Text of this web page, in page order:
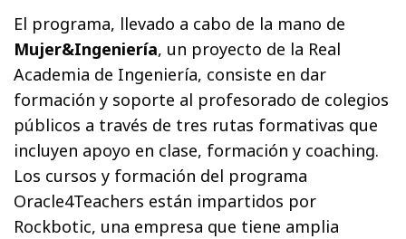
El programa, llevado a cabo de la mano de
Mujer&Ingeniería, un proyecto de la Real
Academia de Ingeniería, consiste en dar
formación y soporte al profesorado de colegios
públicos a través de tres rutas formativas que
incluyen apoyo en clase, formación y coaching.
Los cursos y formación del programa
Oracle4Teachers están impartidos por
Rockbotic, una empresa que tiene amplia